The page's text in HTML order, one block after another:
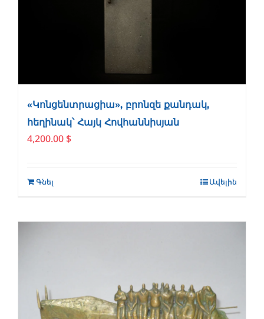
«Կոնցենտրացիա», բրոնզե քանդակ,
հեղինակ՝ Հայկ Հովհաննիսյան
4,200.00 $
Գնել Ավելին